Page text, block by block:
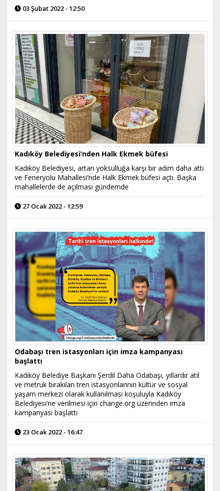
03 Şubat 2022 - 12:50
Kadıköy Belediyesi’nden Halk Ekmek büfesi
Kadıköy Belediyesi, artan yoksulluğa karşı bir adım daha attı
ve Feneryolu Mahallesi’nde Halk Ekmek büfesi açtı. Başka
mahallelerde de açılması gündemde
27 Ocak 2022 - 12:59
Odabaşı tren istasyonları için imza kampanyası
başlattı
Kadıköy Belediye Başkanı Şerdil Daha Odabaşı, yıllardır atıl
ve metruk bırakılan tren istasyonlarının kültür ve sosyal
yaşam merkezi olarak kullanılması koşuluyla Kadıköy
Belediyesi’ne verilmesi için change.org üzerinden imza
kampanyası başlattı
23 Ocak 2022 - 16:47